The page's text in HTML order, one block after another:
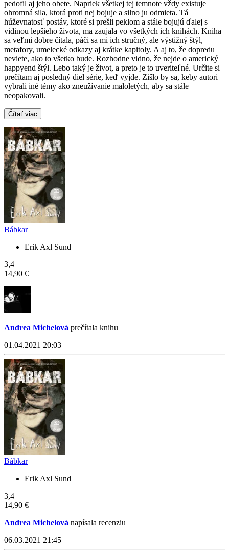
pedofil aj jeho obete. Napriek všetkej tej temnote vždy existuje
ohromná sila, ktorá proti nej bojuje a silno ju odmieta. Tá
húževnatosť postáv, ktoré si prešli peklom a stále bojujú ďalej s
vidinou lepšieho života, ma zaujala vo všetkých ich knihách. Kniha
sa veľmi dobre čítala, páči sa mi ich stručný, ale výstižný štýl,
metafory, umelecké odkazy aj krátke kapitoly. A aj to, že dopredu
neviete, ako to všetko bude. Rozhodne vidno, že nejde o americký
happyend štýl. Lebo taký je život, a preto je to uveriteľné. Určite si
prečítam aj posledný diel série, keď vyjde. Zišlo by sa, keby autori
vybrali iné témy ako zneužívanie maloletých, aby sa stále
neopakovali.
Čítať viac
Bábkar
Erik Axl Sund
3,4
14,90 €
Andrea Michelová prečítala knihu
01.04.2021 20:03
Bábkar
Erik Axl Sund
3,4
14,90 €
Andrea Michelová napísala recenziu
06.03.2021 21:45